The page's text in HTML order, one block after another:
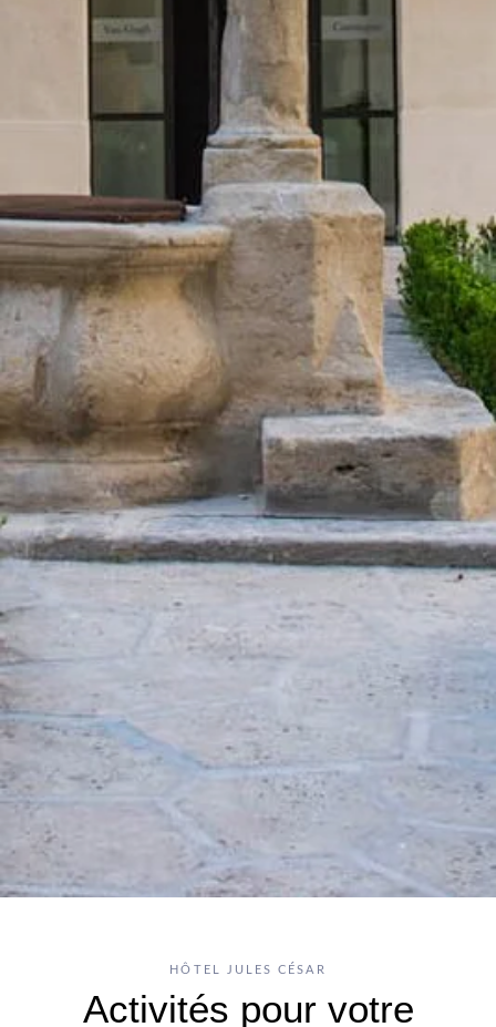
HÔTEL JULES CÉSAR
Activités pour votre
ACCUEIL
CHAMBRES
RESTAURANT
SPA
GROUPES & EVENTS
SERVICES
PHOTOS
CONTACT
BONS CADEAUX
Hôtel Jules César
9 Boulevard des Lices,13200 Arles - France
+33 4 90 52 52 52
h9736@accor.com